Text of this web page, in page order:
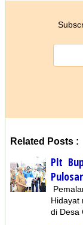
Related Posts :
Plt
Hidayat
di Desa